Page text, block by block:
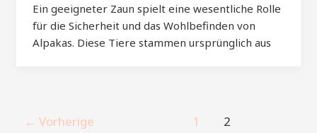
Ein geeigneter Zaun spielt eine wesentliche Rolle
für die Sicherheit und das Wohlbefinden von
Alpakas. Diese Tiere stammen ursprünglich aus
← Vorherige 1 2